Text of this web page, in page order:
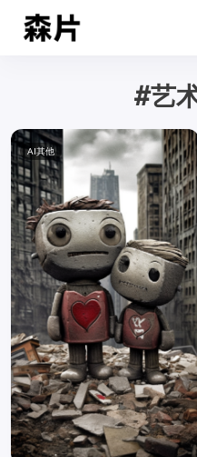
#艺
AI其他